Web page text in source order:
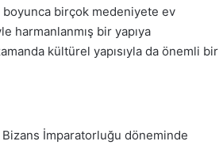
boyunca birçok medeniyete ev
harmanlanmış bir yapıya
kültürel yapısıyla da önemli bir
İmparatorluğu döneminde